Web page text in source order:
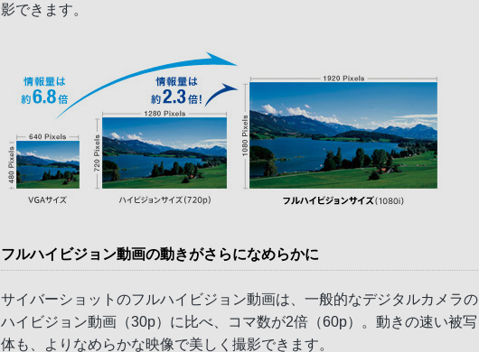
影できます。
フルハイビジョン動画の動きがさらになめらかに
サイバーショットのフルハイビジョン動画は、一般的なデジタルカメラの
ハイビジョン動画（30p）に比べ、コマ数が2倍（60p）。動きの速い被写
体も、よりなめらかな映像で美しく撮影できます。